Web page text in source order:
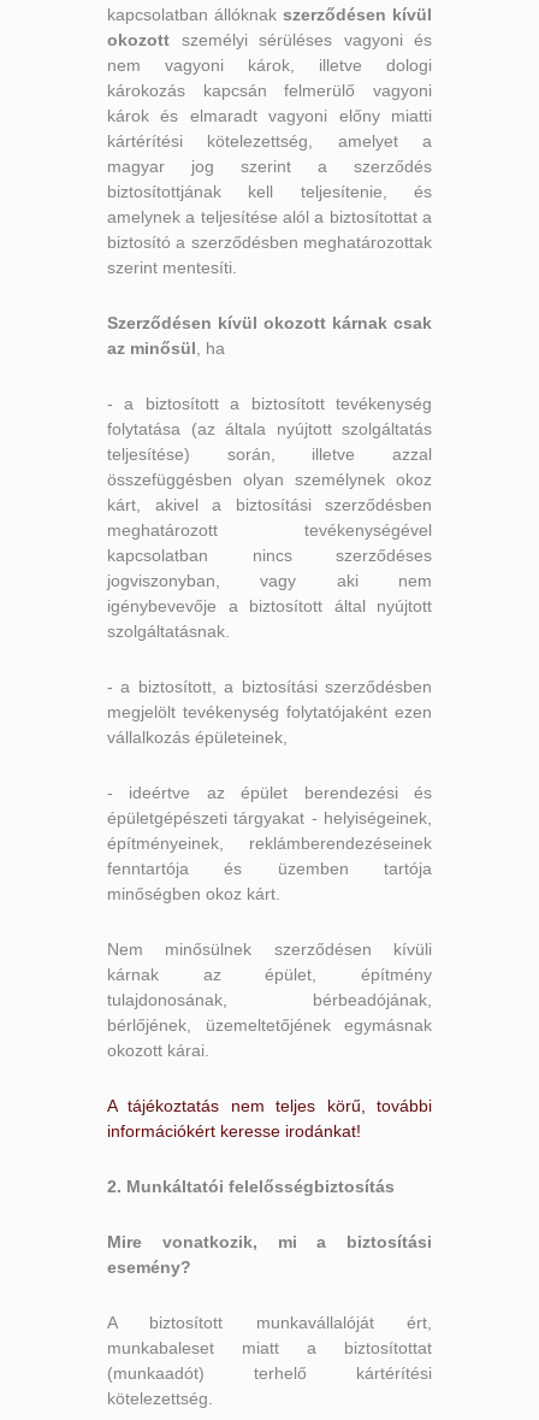
kapcsolatban állóknak szerződésen kívül
okozott személyi sérüléses vagyoni és
nem vagyoni károk, illetve dologi
károkozás kapcsán felmerülő vagyoni
károk és elmaradt vagyoni előny miatti
kártérítési kötelezettség, amelyet a
magyar jog szerint a szerződés
biztosítottjának kell teljesítenie, és
amelynek a teljesítése alól a biztosítottat a
biztosító a szerződésben meghatározottak
szerint mentesíti.
Szerződésen kívül okozott kárnak csak
az minősül , ha
- a biztosított a biztosított tevékenység
folytatása (az általa nyújtott szolgáltatás
teljesítése) során, illetve azzal
összefüggésben olyan személynek okoz
kárt, akivel a biztosítási szerződésben
meghatározott tevékenységével
kapcsolatban nincs szerződéses
jogviszonyban, vagy aki nem
igénybevevője a biztosított által nyújtott
szolgáltatásnak.
- a biztosított, a biztosítási szerződésben
megjelölt tevékenység folytatójaként ezen
vállalkozás épületeinek,
- ideértve az épület berendezési és
épületgépészeti tárgyakat - helyiségeinek,
építményeinek, reklámberendezéseinek
fenntartója és üzemben tartója
minőségben okoz kárt.
Nem minősülnek szerződésen kívüli
kárnak az épület, építmény
tulajdonosának, bérbeadójának,
bérlőjének, üzemeltetőjének egymásnak
okozott kárai.
A tájékoztatás nem teljes körű, további
információkért keresse irodánkat!
2. Munkáltatói felelősségbiztosítás
Mire vonatkozik, mi a biztosítási
esemény?
A biztosított munkavállalóját ért,
munkabaleset miatt a biztosítottat
(munkaadót) terhelő kártérítési
kötelezettség.